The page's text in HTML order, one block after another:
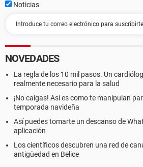
Noticias
NOVEDADES
La regla de los 10 mil pasos. Un
realmente necesario para la salud
¡No caigas! Así es como te manipulan
temporada navideña
Así puedes tomarte un descanso de
aplicación
Los científicos descubren una red de
antigüedad en Belice